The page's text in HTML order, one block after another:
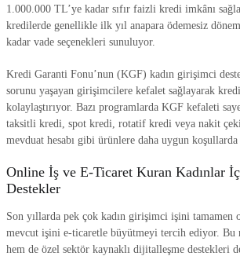
1.000.000 TL’ye kadar sıfır faizli kredi imkânı
kredilerde genellikle ilk yıl anapara ödemesiz
kadar vade seçenekleri sunuluyor.
Kredi Garanti Fonu’nun (KGF) kadın girişimci
sorunu yaşayan girişimcilere kefalet sağlayarak
kolaylaştırıyor. Bazı programlarda KGF kefaleti
taksitli kredi, spot kredi, rotatif kredi veya nakit
mevduat hesabı gibi ürünlere daha uygun
Online İş ve E-Ticaret Kuran Kadınlar
Destekler
Son yıllarda pek çok kadın girişimci işini tamamen
mevcut işini e-ticaretle büyütmeyi tercih ediyor. Bu
hem de özel sektör kaynaklı dijitalleşme destekleri